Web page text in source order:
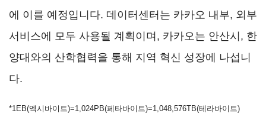
에 이를 예정입니다. 데이터센터는 카카오 내부, 외부
서비스에 모두 사용될 계획이며, 카카오는 안산시, 한
양대와의 산학협력을 통해 지역 혁신 성장에 나섭니
다.
*1EB(엑시바이트)=1,024PB(페타바이트)=1,048,576TB(테라바이트)